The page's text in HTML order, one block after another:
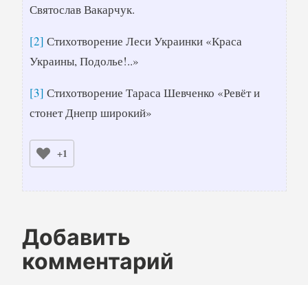
Святослав Вакарчук.
[2] Стихотворение Леси Украинки «Краса
Украины, Подолье!..»
[3] Стихотворение Тараса Шевченко «Ревёт и
стонет Днепр широкий»
+1
Добавить
комментарий